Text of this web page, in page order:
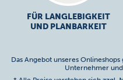
FÜR LANGLEBIGKEIT
UND PLANBARKEIT
Das Angebot unseres
Unternehmer